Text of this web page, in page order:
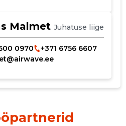
Malmet Juhatuse liige
0970
+371 6756 6607